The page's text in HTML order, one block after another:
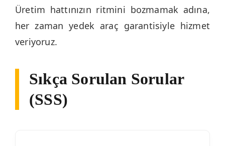
Üretim hattınızın ritmini bozmamak adına,
her zaman yedek araç garantisiyle hizmet
veriyoruz.
Sıkça Sorulan Sorular
(SSS)